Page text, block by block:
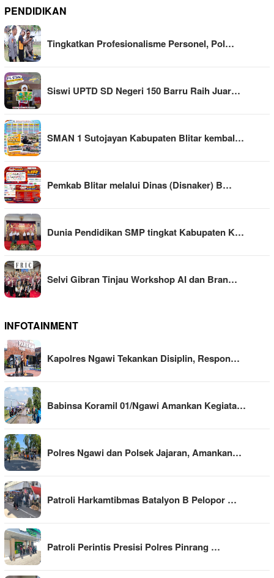
PENDIDIKAN
Tingkatkan Profesionalisme Personel, Pol…
Siswi UPTD SD Negeri 150 Barru Raih Juar…
SMAN 1 Sutojayan Kabupaten Blitar kembal…
Pemkab Blitar melalui Dinas (Disnaker) B…
Dunia Pendidikan SMP tingkat Kabupaten K…
Selvi Gibran Tinjau Workshop AI dan Bran…
INFOTAINMENT
Kapolres Ngawi Tekankan Disiplin, Respon…
Babinsa Koramil 01/Ngawi Amankan Kegiata…
Polres Ngawi dan Polsek Jajaran, Amankan…
Patroli Harkamtibmas Batalyon B Pelopor …
Patroli Perintis Presisi Polres Pinrang …